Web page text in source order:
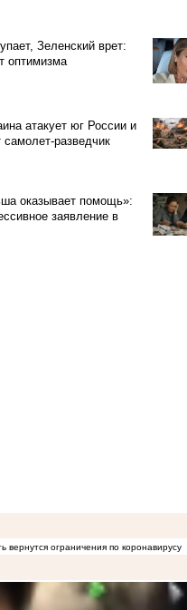
Зеленский врет:
оптимизма
атакует юг России и
разведчик
оказывает помощь»:
заявление в
вернутся ограничения по коронавирусу